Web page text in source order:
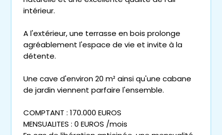
intérieur.
A l'extérieur, une terrasse en bois prolonge
agréablement l'espace de vie et invite à la
détente.
Une cave d'environ 20 m² ainsi qu'une cabane
de jardin viennent parfaire l'ensemble.
COMPTANT : 170.000 EUROS
MENSUALITES : 0 EUROS /mois